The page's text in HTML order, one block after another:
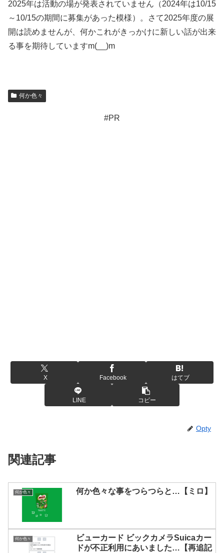
2025年は活動の場が発表されていません（2024年は10/15
～10/15の期間に募集があった模様）。さて2025年度の展
開は読めませんが、何かこれがきっかけに新しい話が出来
る事を期待していますm(__)m
何か色々
#PR
X Facebook はてブ
LINE コピー
Opty
関連記事
何か色々 何か色々な事をつらつらと…【ミロ】
何か色々
ビューカード ビックカメラSuicaカー
ドが不正利用にあいました…【再追記